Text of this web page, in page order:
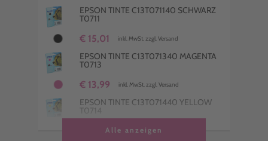
EPSON TINTE C13T071140 SCHWARZ
T0711
€ 15,01 inkl. MwSt. zzgl. Versand
EPSON TINTE C13T071340 MAGENTA
T0713
€ 13,99 inkl. MwSt. zzgl. Versand
EPSON TINTE C13T071440 YELLOW
T0714
€ 12,99 inkl. MwSt. zzgl. Versand
Alle anzeigen